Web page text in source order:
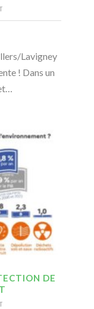
Lavigney
! Dans un
DE